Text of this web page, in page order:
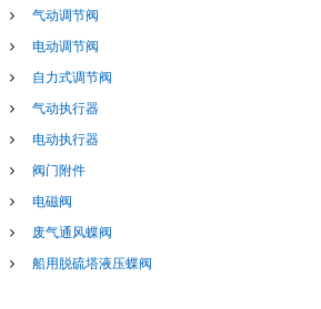
气动调节阀
电动调节阀
自力式调节阀
气动执行器
电动执行器
阀门附件
电磁阀
废气通风蝶阀
船用脱硫塔液压蝶阀